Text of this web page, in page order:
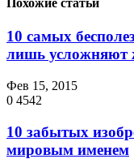
Похожие статьи
10 самых
лишь усложняют
Фев 15, 2015
0 4542
10 забытых
мировым именем